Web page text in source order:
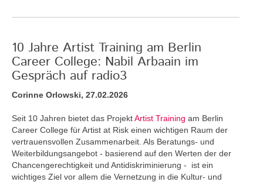
10 Jahre Artist Training am Berlin
Career College: Nabil Arbaain im
Gespräch auf radio3
Corinne Orlowski, 27.02.2026
Seit 10 Jahren bietet das ProjektArtist Training am Berlin
Career College für Artist at Risk einen wichtigen Raum der
vertrauensvollen Zusammenarbeit. Als Beratungs- und
Weiterbildungsangebot - basierend auf den Werten der der
Chancengerechtigkeit und Antidiskriminierung - ist ein
wichtiges Ziel vor allem die Vernetzung in die Kultur- und